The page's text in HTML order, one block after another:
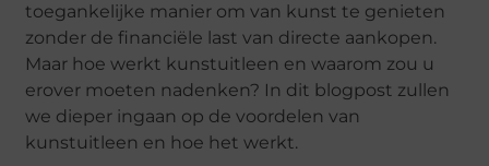
toegankelijke manier om van kunst te genieten
zonder de financiële last van directe aankopen.
Maar hoe werkt kunstuitleen en waarom zou u
erover moeten nadenken? In dit blogpost zullen
we dieper ingaan op de voordelen van
kunstuitleen en hoe het werkt.